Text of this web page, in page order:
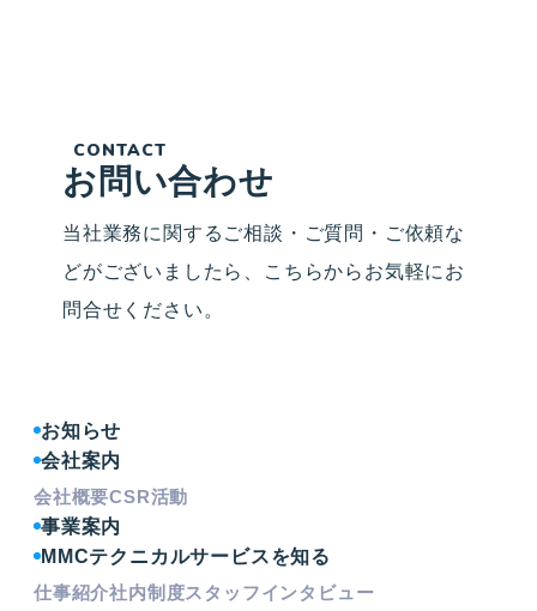
CONTACT
お問い合わせ
当社業務に関するご相談・ご質問・ご依頼な
どがございましたら、こちらからお気軽にお
問合せください。
お知らせ
会社案内
会社概要CSR活動
事業案内
MMCテクニカルサービスを知る
仕事紹介社内制度スタッフインタビュー